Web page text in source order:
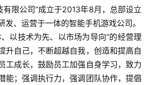
有限公司”成立于2013年8月，总部设立
发、运营于一体的智能手机游戏公司。
以技术为先、以市场为导向”的经营理
升自己，不断超越自我，创造和提高自
工成长，鼓励员工加强自身学习，致力
能；强调执行力，强调团队协作，提倡